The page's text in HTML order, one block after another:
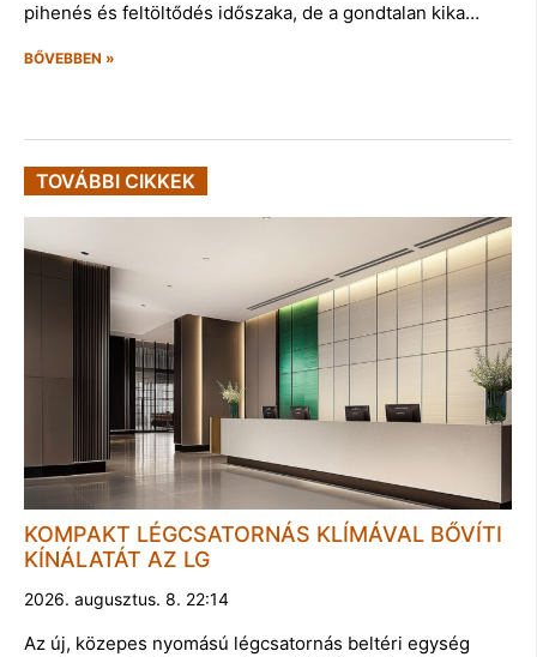
pihenés és feltöltődés időszaka, de a gondtalan kika…
BŐVEBBEN »
TOVÁBBI CIKKEK
KOMPAKT LÉGCSATORNÁS KLÍMÁVAL BŐVÍTI
KÍNÁLATÁT AZ LG
2026. augusztus. 8. 22:14
Az új, közepes nyomású légcsatornás beltéri egység